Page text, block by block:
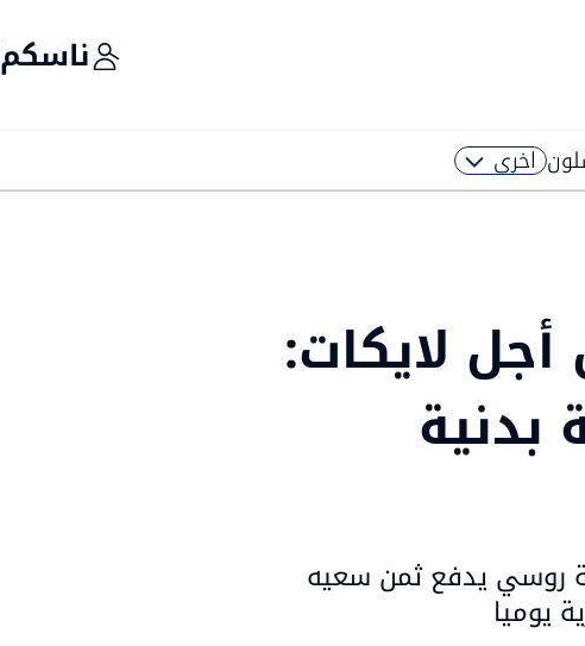
ناسكم
اخرى
أجل لايكات:
روسي يدفع ثمن سعيه